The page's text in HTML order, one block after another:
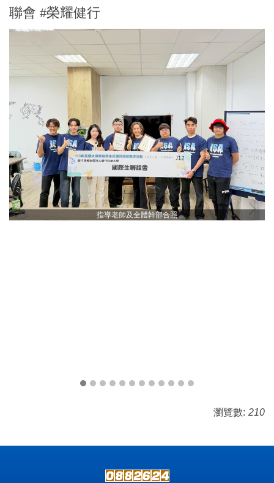
聯會 #榮耀健行
指導老師及全體幹部合照
瀏覽數: 210